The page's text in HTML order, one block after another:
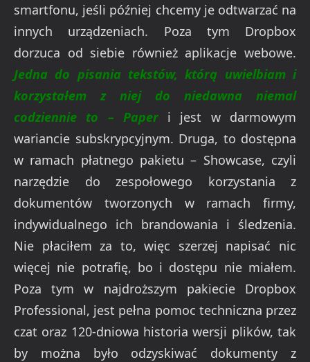
smartfonu, jeśli później chcemy je odtwarzać na
innych urządzeniach. Poza tym Dropbox
dorzuca od siebie również aplikacje webowe.
Jedna do pisania tekstów, którą uwielbiam i
korzystałem z niej do niedawna niemal
codziennie to – Paperi jest w darmowym
wariancie subskrypcyjnym. Druga, to dostępna
w ramach płatnego pakietu – Showcase, czyli
narzędzie do zespołowego korzystania z
dokumentów tworzonych w ramach firmy,
indywidualnego ich brandowania i śledzenia.
Nie płaciłem za to, więc szerzej napisać nic
więcej nie potrafię, bo i dostępu nie miałem.
Poza tym w najdroższym pakiecie Dropbox
Professional, jest pełna pomoc techniczna przez
czat oraz 120-dniowa historia wersji plików, tak
by można było odzyskiwać dokumenty z